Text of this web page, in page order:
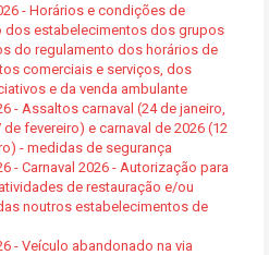
- Horários e condições de
dos estabelecimentos dos grupos
do regulamento dos horários de
comerciais e serviços, dos
e da venda ambulante
- Assaltos carnaval (24 de janeiro,
de fevereiro) e carnaval de 2026 (12
- medidas de segurança
- Carnaval 2026 - Autorização para
de restauração e/ou
noutros estabelecimentos de
- Veículo abandonado na via